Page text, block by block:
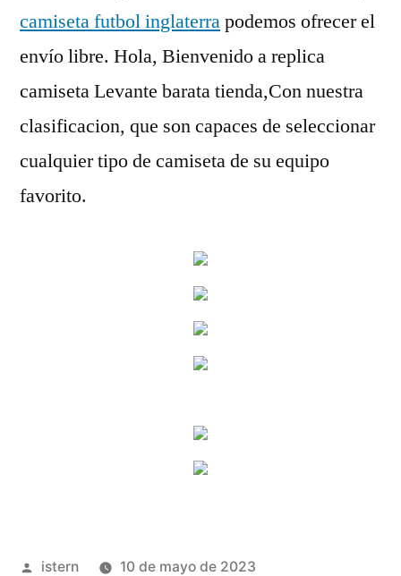
camiseta futbol inglaterrapodemos ofrecer el
envío libre. Hola, Bienvenido a replica
camiseta Levante barata tienda,Con nuestra
clasificacion, que son capaces de seleccionar
cualquier tipo de camiseta de su equipo
favorito.
Publicado
istern
10 de mayo de 2023